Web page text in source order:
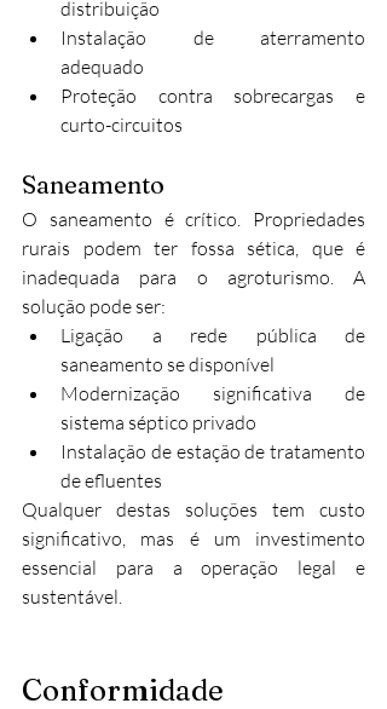
distribuição
Instalação de aterramento
adequado
Proteção contra sobrecargas e
curto-circuitos
Saneamento
O saneamento é crítico. Propriedades
rurais podem ter fossa sética, que é
inadequada para o agroturismo. A
solução pode ser:
Ligação a rede pública de
saneamento se disponível
Modernização significativa de
sistema séptico privado
Instalação de estação de tratamento
de efluentes
Qualquer destas soluções tem custo
significativo, mas é um investimento
essencial para a operação legal e
sustentável.
Conformidade